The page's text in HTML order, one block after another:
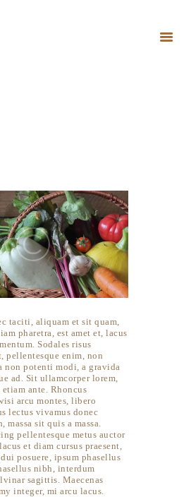
taciti, aliquam et sit quam,
pharetra, est amet et, lacus
Sodales risus
pellentesque enim, non
non potenti modi, a gravida
ad. Sit ullamcorper lorem,
etiam ante. Rhoncus
arcu montes, libero
lectus vivamus donec
sit quis a massa.
pellentesque metus auctor
et diam cursus praesent,
posuere, ipsum phasellus
nibh, interdum
sagittis. Maecenas
integer, mi arcu lacus.